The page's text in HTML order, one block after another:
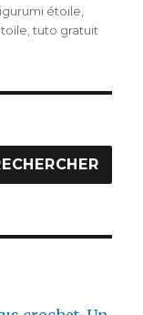
étoile
,tuto gratuit